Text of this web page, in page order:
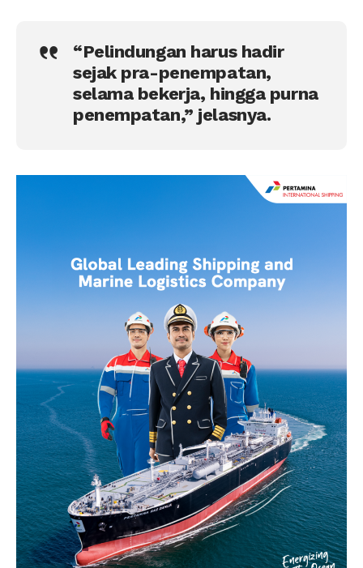
“Pelindungan harus hadir
sejak pra-penempatan,
selama bekerja, hingga purna
penempatan,” jelasnya.